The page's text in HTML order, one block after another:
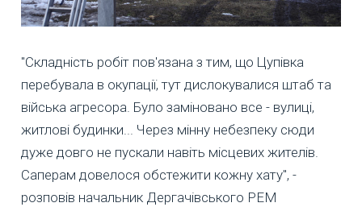
"Складність робіт пов'язана з тим, що Цупівка
перебувала в окупації, тут дислокувалися штаб та
війська агресора. Було заміновано все - вулиці,
житлові будинки... Через мінну небезпеку сюди
дуже довго не пускали навіть місцевих жителів.
Саперам довелося обстежити кожну хату", -
розповів начальник Дергачівського РЕМ